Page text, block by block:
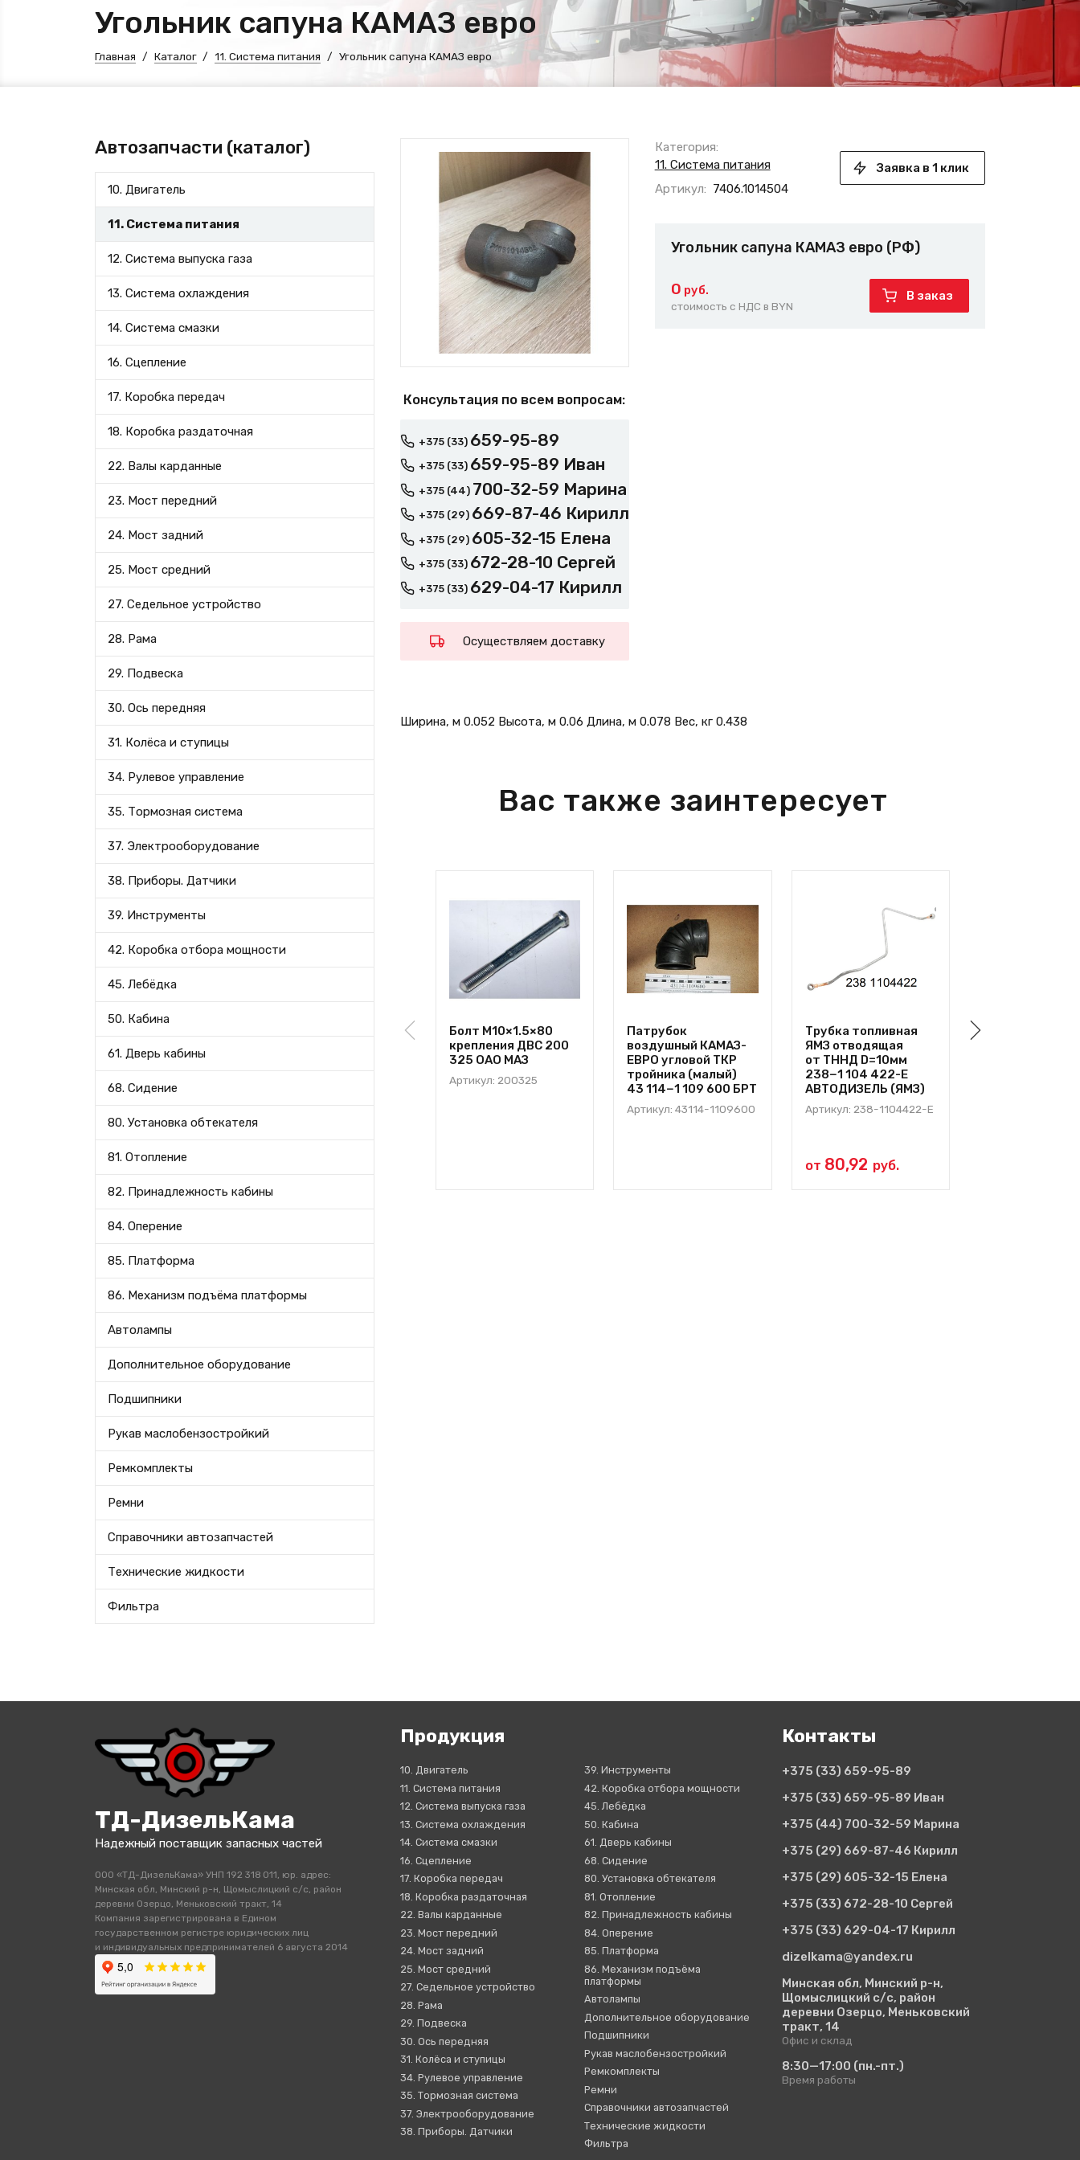
Угольник сапуна КАМАЗ евро
Главная Каталог 11. Система питания Угольник сапуна КАМАЗ евро
Автозапчасти (каталог)
10. Двигатель
11. Система питания
12. Система выпуска газа
13. Система охлаждения
14. Система смазки
16. Сцепление
17. Коробка передач
18. Коробка раздаточная
22. Валы карданные
23. Мост передний
24. Мост задний
25. Мост средний
27. Седельное устройство
28. Рама
29. Подвеска
30. Ось передняя
31. Колёса и ступицы
34. Рулевое управление
35. Тормозная система
37. Электрооборудование
38. Приборы. Датчики
39. Инструменты
42. Коробка отбора мощности
45. Лебёдка
50. Кабина
61. Дверь кабины
68. Сидение
80. Установка обтекателя
81. Отопление
82. Принадлежность кабины
84. Оперение
85. Платформа
86. Механизм подъёма платформы
Автолампы
Дополнительное оборудование
Подшипники
Рукав маслобензостройкий
Ремкомплекты
Ремни
Справочники автозапчастей
Технические жидкости
Фильтра
Консультация по всем вопросам:
+375 (33) 659-95-89
+375 (33) 659-95-89 Иван
+375 (44) 700-32-59 Марина
+375 (29) 669-87-46 Кирилл
+375 (29) 605-32-15 Елена
+375 (33) 672-28-10 Сергей
+375 (33) 629-04-17 Кирилл
Осуществляем доставку
Категория:
11. Система питания
Артикул: 7406.1014504
Заявка в 1 клик
Угольник сапуна КАМАЗ евро (РФ)
0 руб.
стоимость с НДС в BYN
В заказ
Ширина, м 0.052 Высота, м 0.06 Длина, м 0.078 Вес, кг 0.438
Вас также заинтересует
Болт М10×1.5×80
крепления ДВС 200
325 ОАО МАЗ
Артикул: 200325
Патрубок
воздушный КАМАЗ-
ЕВРО угловой ТКР
тройника (малый)
43 114−1 109 600 БРТ
Артикул: 43114-1109600
Трубка топливная
ЯМЗ отводящая
от ТННД D=10мм
238−1 104 422-Е
АВТОДИЗЕЛЬ (ЯМЗ)
Артикул: 238-1104422-Е
от 80,92 руб.
ТД-ДизельКама
Надежный поставщик запасных частей
ООО «ТД-ДизельКама» УНП 192 318 011, юр. адрес:
Минская обл, Минский р-н, Щомыслицкий с/с, район
деревни Озерцо, Меньковский тракт, 14
Компания зарегистрирована в Едином
государственном регистре юридических лиц
и индивидуальных предпринимателей 6 августа 2014
Продукция
10. Двигатель
11. Система питания
12. Система выпуска газа
13. Система охлаждения
14. Система смазки
16. Сцепление
17. Коробка передач
18. Коробка раздаточная
22. Валы карданные
23. Мост передний
24. Мост задний
25. Мост средний
27. Седельное устройство
28. Рама
29. Подвеска
30. Ось передняя
31. Колёса и ступицы
34. Рулевое управление
35. Тормозная система
37. Электрооборудование
38. Приборы. Датчики
39. Инструменты
42. Коробка отбора мощности
45. Лебёдка
50. Кабина
61. Дверь кабины
68. Сидение
80. Установка обтекателя
81. Отопление
82. Принадлежность кабины
84. Оперение
85. Платформа
86. Механизм подъёма
платформы
Автолампы
Дополнительное оборудование
Подшипники
Рукав маслобензостройкий
Ремкомплекты
Ремни
Справочники автозапчастей
Технические жидкости
Фильтра
Контакты
+375 (33) 659-95-89
+375 (33) 659-95-89 Иван
+375 (44) 700-32-59 Марина
+375 (29) 669-87-46 Кирилл
+375 (29) 605-32-15 Елена
+375 (33) 672-28-10 Сергей
+375 (33) 629-04-17 Кирилл
dizelkama@yandex.ru
Минская обл, Минский р-н,
Щомыслицкий с/с, район
деревни Озерцо, Меньковский
тракт, 14
Офис и склад
8:30—17:00 (пн.-пт.)
Время работы